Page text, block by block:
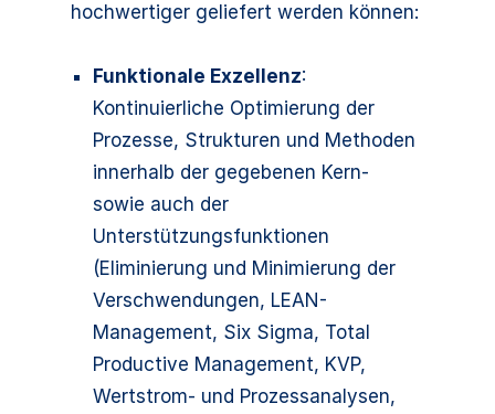
hochwertiger geliefert werden können:
Funktionale Exzellenz:
Kontinuierliche Optimierung der
Prozesse, Strukturen und Methoden
innerhalb der gegebenen Kern-
sowie auch der
Unterstützungsfunktionen
(Eliminierung und Minimierung der
Verschwendungen, LEAN-
Management, Six Sigma, Total
Productive Management, KVP,
Wertstrom- und Prozessanalysen,